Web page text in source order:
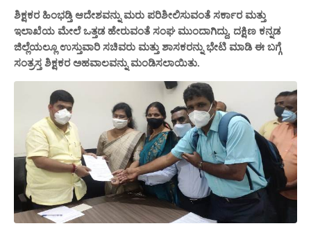
ಶಿಕ್ಷಕರ ಹಿಂಭಡ್ತಿ ಆದೇಶವನ್ನು ಮರು ಪರಿಶೀಲಿಸುವಂತೆ ಸರ್ಕಾರ ಮತ್ತು
ಇಲಾಖೆಯ ಮೇಲೆ ಒತ್ತಡ ಹೇರುವಂತೆ ಸಂಘ ಮುಂದಾಗಿದ್ದು, ದಕ್ಷಿಣ ಕನ್ನಡ
ಜಿಲ್ಲೆಯಲ್ಲೂ ಉಸ್ತುವಾರಿ ಸಚಿವರು ಮತ್ತು ಶಾಸಕರನ್ನು ಭೇಟಿ ಮಾಡಿ ಈ ಬಗ್ಗೆ
ಸಂತ್ರಸ್ತ ಶಿಕ್ಷಕರ ಅಹವಾಲವನ್ನು ಮಂಡಿಸಲಾಯಿತು.